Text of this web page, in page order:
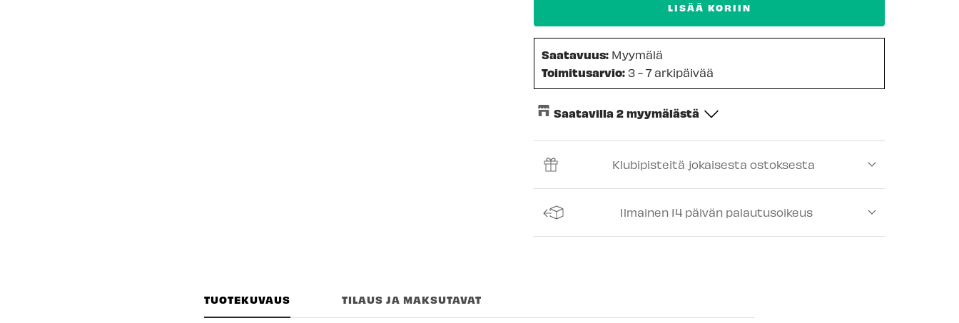
LISÄÄ KORIIN
Saatavuus: Myymälä
Toimitusarvio:3 - 7 arkipäivää
Saatavilla 2 myymälästä
Keskusvarasto-Tilapäisesti loppu
Espoon Myymälä-Tilapäisesti loppu
Klubipisteitä jokaisesta ostoksesta
Ilmainen 14 päivän palautusoikeus
TUOTEKUVAUS TILAUS JA MAKSUTAVAT